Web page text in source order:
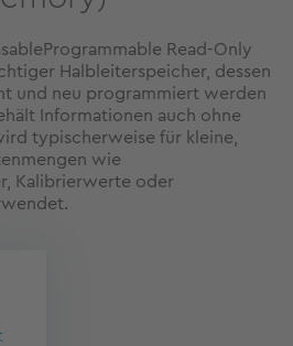
Read-Only
Halbleiterspeicher, dessen
und neu programmiert werden
Informationen auch ohne
typischerweise für kleine,
wie
Kalibrierwerte oder